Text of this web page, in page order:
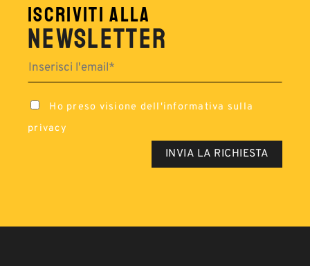
ISCRIVITI ALLA
NEWSLETTER
Ho preso visione dell'informativa sulla
privacy